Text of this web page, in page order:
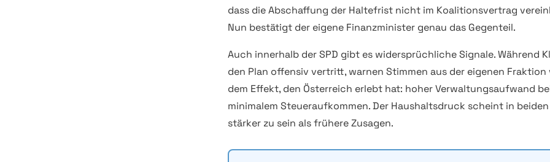
dass die Abschaffung der Haltefrist nicht im Koalitionsvertrag
Nun bestätigt der eigene Finanzminister genau das Gegenteil.
Auch innerhalb der SPD gibt es widersprüchliche Signale. Während
den Plan offensiv vertritt, warnen Stimmen aus der eigenen Fraktion
dem Effekt, den Österreich erlebt hat: hoher Verwaltungsaufwand
minimalem Steueraufkommen. Der Haushaltsdruck scheint in
stärker zu sein als frühere Zusagen.